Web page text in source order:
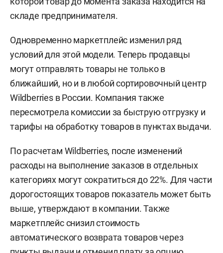
складе предпринимателя.
Одновременно маркетплейс изменил ряд
условий для этой модели. Теперь продавцы
могут отправлять товары не только в
ближайший, но и в любой сортировочный центр
Wildberries в России. Компания также
пересмотрела комиссии за быструю отгрузку и
тарифы на обработку товаров в пунктах выдачи.
По расчетам Wildberries, после изменений
расходы на выполнение заказов в отдельных
категориях могут сократиться до 22%. Для части
дорогостоящих товаров показатель может быть
выше, утверждают в компании. Также
маркетплейс снизил стоимость
автоматического возврата товаров через